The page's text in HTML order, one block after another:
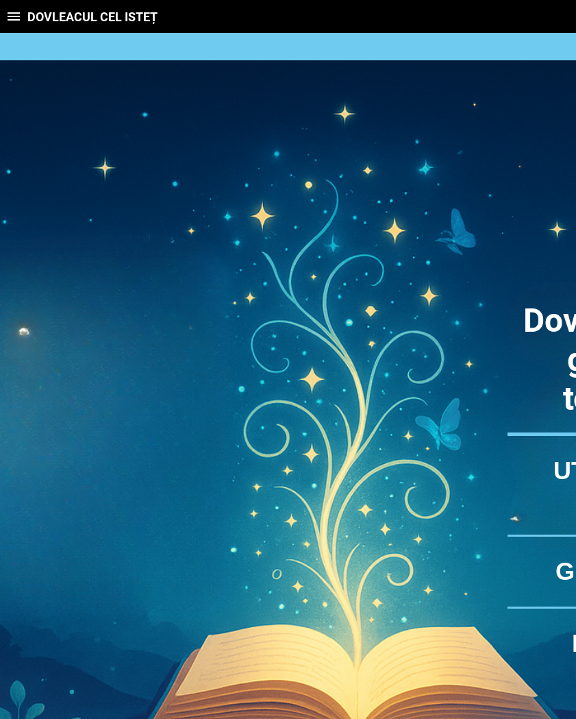
DOVLEACUL CEL ISTEȚ